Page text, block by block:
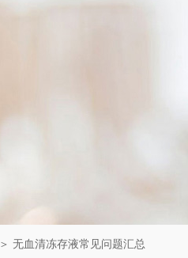
＞ 无血清冻存液常见问题汇总